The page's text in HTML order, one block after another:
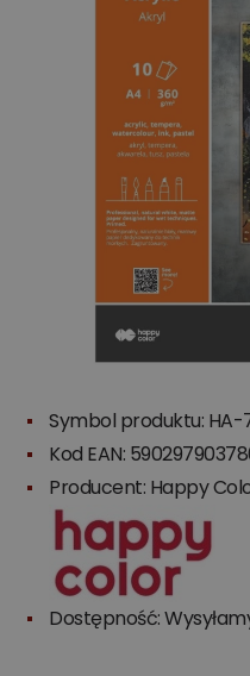
Symbol produktu: HA-
Kod EAN:
Producent: Happy
Dostępność: